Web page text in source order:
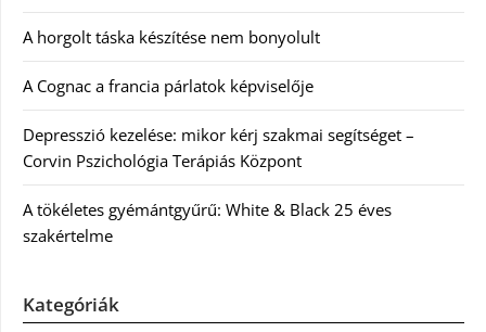
A horgolt táska készítése nem bonyolult
A Cognac a francia párlatok képviselője
Depresszió kezelése: mikor kérj szakmai segítséget –
Corvin Pszichológia Terápiás Központ
A tökéletes gyémántgyűrű: White & Black 25 éves
szakértelme
Kategóriák